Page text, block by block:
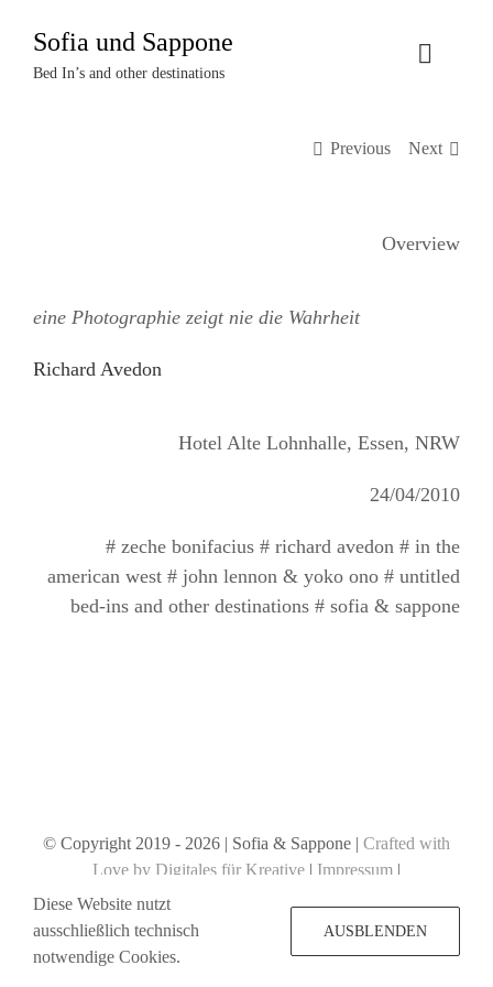
Inhalt
springen
Sofia und Sappone
Bed In’s and other destinations
Toggle
Termine
Previous Next
Overview
eine Photographie zeigt nie die Wahrheit
Richard Avedon
Hotel Alte Lohnhalle, Essen, NRW
24/04/2010
# zeche bonifacius # richard avedon # in the
american west # john lennon & yoko ono # untitled
bed-ins and other destinations # sofia & sappone
© Copyright 2019 - 2026 | Sofia & Sappone | Crafted with
Love by Digitales für Kreative | Impressum |
Diese Website nutzt
ausschließlich technisch
notwendige Cookies.
AUSBLENDEN